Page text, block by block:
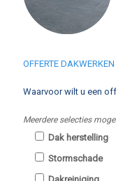
OFFERTE DAKWERKEN
Waarvoor wilt u een
Meerdere selecties
Dak herstelling
Stormschade